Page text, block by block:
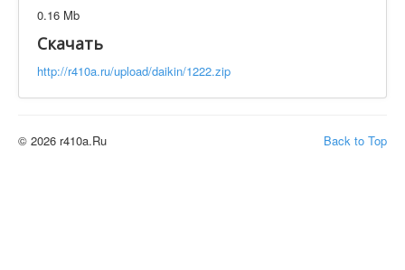
Элементов на страницу
0.16 Mb
Скачать
http://r410a.ru/upload/daikin/1222.zip
Back to Top
© 2026 r410a.Ru